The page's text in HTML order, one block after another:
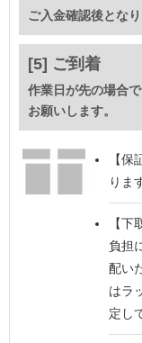
ご入金確認後とな
[5] ご到着
作業日が先の場合
お願いします。
【保
りま
【下
負担
配い
はラ
定し